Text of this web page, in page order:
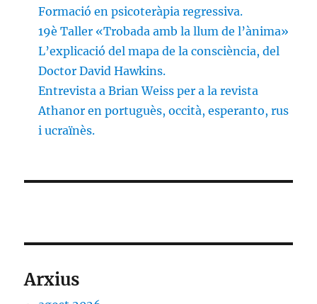
Formació en psicoteràpia regressiva.
19è Taller «Trobada amb la llum de l’ànima»
L’explicació del mapa de la consciència, del
Doctor David Hawkins.
Entrevista a Brian Weiss per a la revista
Athanor en portuguès, occità, esperanto, rus
i ucraïnès.
Arxius